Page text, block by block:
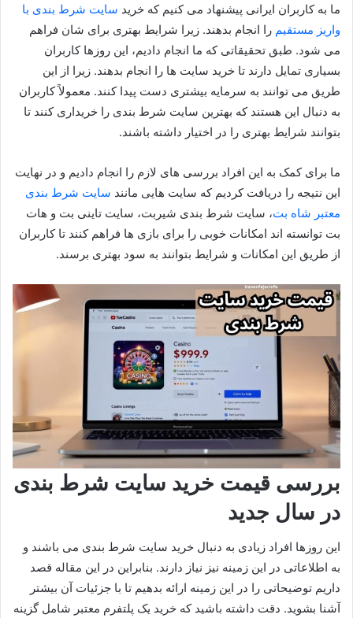
ما به کاربران ایرانی پیشنهاد می کنیم که خرید سایت شرط بندی با
واریز مستقیم را انجام بدهند. زیرا شرایط بهتری برای شان فراهم
می شود. طبق تحقیقاتی که ما انجام دادیم، این روزها کاربران
بسیاری تمایل دارند تا خرید سایت‌ ها را انجام بدهند. زیرا از این
طریق می‌ توانند به سرمایه بیشتری دست پیدا کنند. معمولاً کاربران
به‌ دنبال این هستند که بهترین سایت شرط‌ بندی را خریداری کنند تا
بتوانند شرایط بهتری را در اختیار داشته باشند.
ما برای کمک به این افراد بررسی‌ های لازم را انجام دادیم و در نهایت
این نتیجه را دریافت کردیم که سایت‌ هایی مانند سایت شرط بندی
معتبر شاه بت، سایت شرط بندی شیربت، سایت تاینی بت و هات
بت توانسته‌ اند امکانات خوبی را برای بازی‌ ها فراهم کنند تا کاربران
از طریق این امکانات و شرایط بتوانند به سود بهتری برسند.
بررسی قیمت خرید سایت شرط بندی
در سال جدید
این روزها افراد زیادی به دنبال خرید سایت شرط بندی می باشند و
به اطلاعاتی در این زمینه نیز نیاز دارند. بنابراین در این مقاله قصد
داریم توضیحاتی را در این زمینه ارائه بدهیم تا با جزئیات آن بیشتر
آشنا بشوید. دقت داشته باشید که خرید یک پلتفرم معتبر شامل گزینه